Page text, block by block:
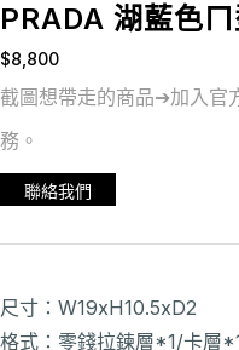
PRADA 湖藍色
$8,800
截圖想帶走的商品➔加入官
務。
聯絡我們
尺寸：W19xH10.5xD2
格式：零錢拉鍊層*1/卡